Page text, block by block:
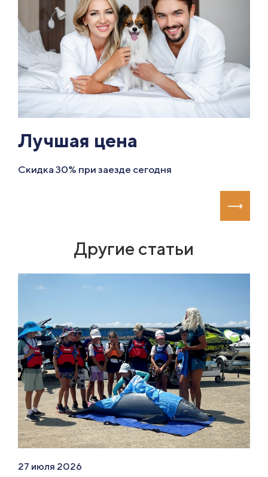
Лучшая цена
Скидка 30% при заезде сегодня
Другие статьи
27 июля 2026